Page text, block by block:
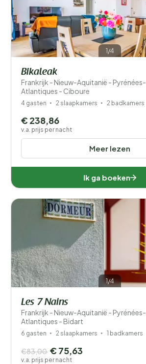
Prijs
Ligging
Type vakantiehuisje
Populaire filters
Voorzieningen
Wellness
1/4
Bikaleak
Frankrijk - Nieuw-Aquitanië - Pyrénées-
Atlantiques - Ciboure
4 gasten 2 slaapkamers 2 badkamers
Meer lezen
€ 238,86
v.a. prijs per nacht
Ik ga boeken
1/4
Les 7 Nains
Frankrijk - Nieuw-Aquitanië - Pyrénées-
Atlantiques - Bidart
6 gasten 2 slaapkamers 1 badkamers
€83,00 € 75,63
v.a. prijs per nacht